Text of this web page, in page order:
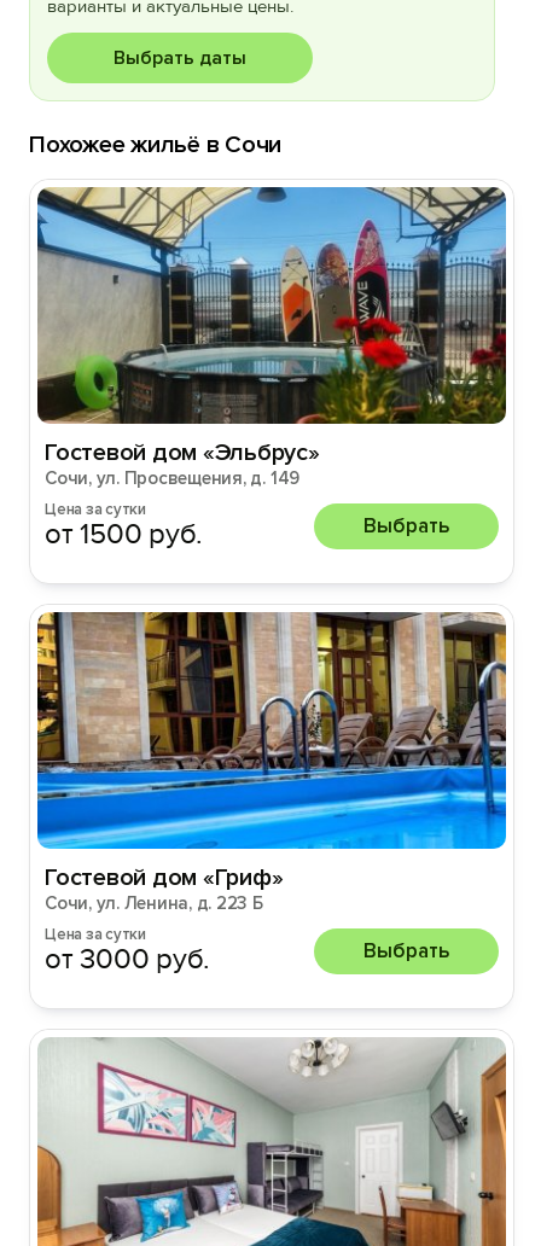
варианты и актуальные цены.
Выбрать даты
Похожее жильё в Сочи
Гостевой дом «Эльбрус»
Сочи, ул. Просвещения, д. 149
Цена за сутки
от 1500 руб. Выбрать
Гостевой дом «Гриф»
Сочи, ул. Ленина, д. 223 Б
Цена за сутки
от 3000 руб. Выбрать